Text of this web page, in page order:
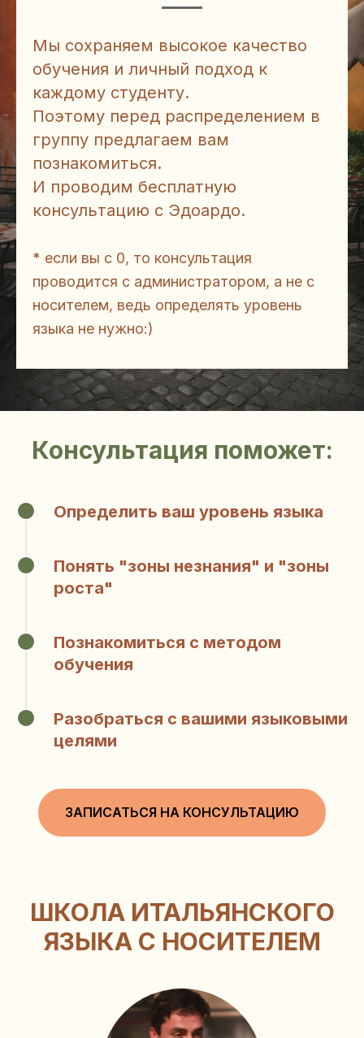
Мы сохраняем высокое качество
обучения и личный подход к
каждому студенту.
Поэтому перед распределением в
группу предлагаем вам
познакомиться.
И проводим бесплатную
консультацию с Эдоардо.
* если вы с 0, то консультация
проводится с администратором, а не с
носителем, ведь определять уровень
языка не нужно:)
Консультация поможет:
Определить ваш уровень языка
Понять "зоны незнания" и "зоны
роста"
Познакомиться с методом
обучения
Разобраться с вашими языковыми
целями
ЗАПИСАТЬСЯ НА КОНСУЛЬТАЦИЮ
ШКОЛА ИТАЛЬЯНСКОГО
ЯЗЫКА С НОСИТЕЛЕМ